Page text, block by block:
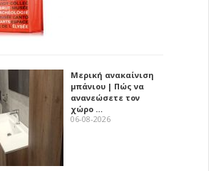
Μερική ανακαίνιση
μπάνιου | Πώς να
ανανεώσετε τον
χώρο …
06-08-2026